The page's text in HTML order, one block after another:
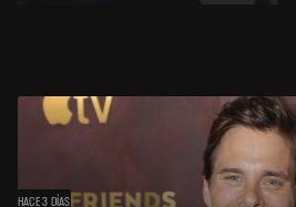
HACE 3 DÍAS